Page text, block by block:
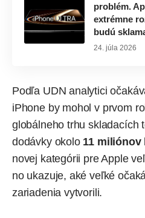
problém.
extrémne
budú
24. júla 2026
Podľa UDN analytici
iPhone by mohol v prvom
globálneho trhu skladacích
dodávky okolo 11 miliónov
novej kategórii pre Apple
no ukazuje, aké veľké
zariadenia vytvorili.